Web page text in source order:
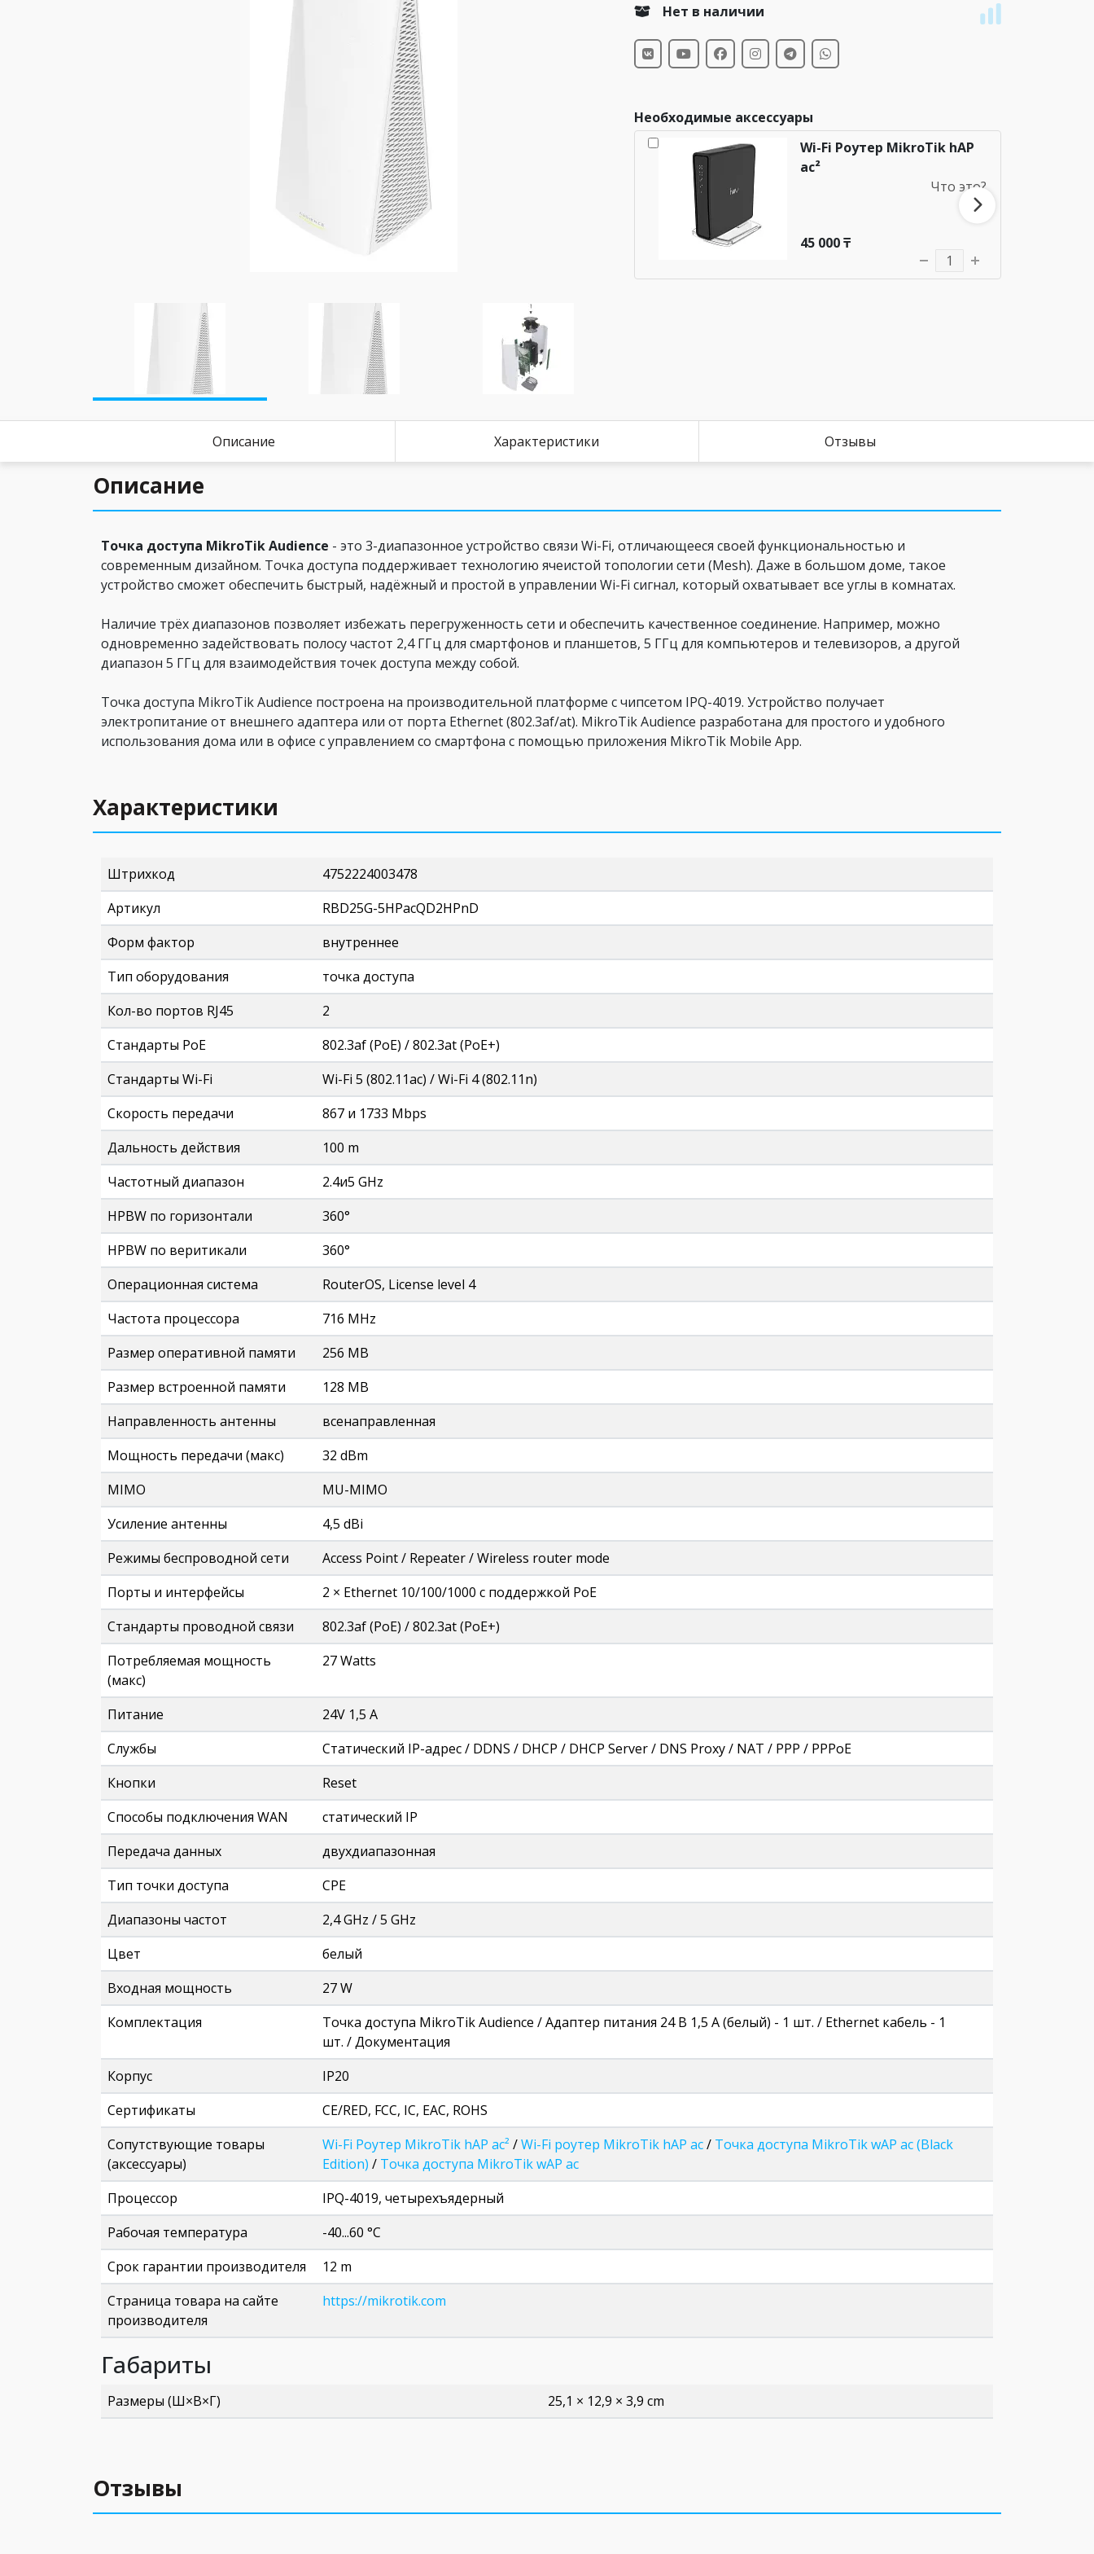
Нет в наличии
Необходимые аксессуары
Wi-Fi Роутер MikroTik hAP
ac²
Что это?
45 000 ₸
Описание Характеристики Отзывы
Описание
Точка доступа MikroTik Audience - это 3-диапазонное устройство связи Wi-Fi, отличающееся своей функциональностью и
современным дизайном. Точка доступа поддерживает технологию ячеистой топологии сети (Mesh). Даже в большом доме, такое
устройство сможет обеспечить быстрый, надёжный и простой в управлении Wi-Fi сигнал, который охватывает все углы в комнатах.
Наличие трёх диапазонов позволяет избежать перегруженность сети и обеспечить качественное соединение. Например, можно
одновременно задействовать полосу частот 2,4 ГГц для смартфонов и планшетов, 5 ГГц для компьютеров и телевизоров, а другой
диапазон 5 ГГц для взаимодействия точек доступа между собой.
Точка доступа MikroTik Audience построена на производительной платформе с чипсетом IPQ-4019. Устройство получает
электропитание от внешнего адаптера или от порта Ethernet (802.3af/at). MikroTik Audience разработана для простого и удобного
использования дома или в офисе с управлением со смартфона с помощью приложения MikroTik Mobile App.
Характеристики
Штрихкод
4752224003478
Артикул
RBD25G-5HPacQD2HPnD
Форм фактор
внутреннее
Тип оборудования
точка доступа
Кол-во портов RJ45
2
Стандарты PoE
802.3af (PoE) / 802.3at (PoE+)
Стандарты Wi-Fi
Wi-Fi 5 (802.11ac) / Wi-Fi 4 (802.11n)
Скорость передачи
867 и 1733 Mbps
Дальность действия
100 m
Частотный диапазон
2.4и5 GHz
HPBW по горизонтали
360°
HPBW по веритикали
360°
Операционная система
RouterOS, License level 4
Частота процессора
716 MHz
Размер оперативной памяти
256 MB
Размер встроенной памяти
128 MB
Направленность антенны
всенаправленная
Мощность передачи (макс)
32 dBm
MIMO
MU-MIMO
Усиление антенны
4,5 dBi
Режимы беспроводной сети
Access Point / Repeater / Wireless router mode
Порты и интерфейсы
2 × Ethernet 10/100/1000 с поддержкой PoE
Стандарты проводной связи
802.3af (PoE) / 802.3at (PoE+)
Потребляемая мощность
(макс)
27 Watts
Питание
24V 1,5 A
Службы
Cтатический IP-адрес / DDNS / DHCP / DHCP Server / DNS Proxy / NAT / PPP / PPPoE
Кнопки
Reset
Способы подключения WAN
статический IP
Передача данных
двухдиапазонная
Тип точки доступа
CPE
Диапазоны частот
2,4 GHz / 5 GHz
Цвет
белый
Входная мощность
27 W
Комплектация
Точка доступа MikroTik Audience / Адаптер питания 24 В 1,5 А (белый) - 1 шт. / Ethernet кабель - 1
шт. / Документация
Корпус
IP20
Сертификаты
CE/RED, FCC, IC, EAC, ROHS
Сопутствующие товары
(аксессуары)
Wi-Fi Роутер MikroTik hAP ac² /Wi-Fi роутер MikroTik hAP ac/ Точка доступа MikroTik wAP ac (Black
Edition) / Точка доступа MikroTik wAP ac
Процессор
IPQ-4019, четырехъядерный
Рабочая температура
-40...60 °C
Срок гарантии производителя
12 m
Страница товара на сайте
производителя
https://mikrotik.com
Габариты
Размеры (Ш×В×Г) 25,1 × 12,9 × 3,9 cm
Отзывы